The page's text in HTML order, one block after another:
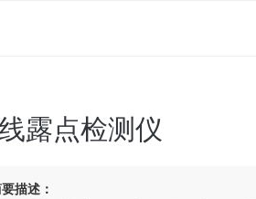
露点检测仪
描述：